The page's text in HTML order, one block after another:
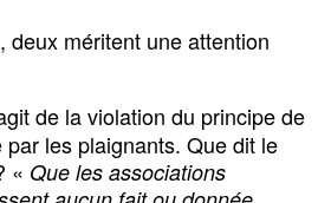
deux méritent une attention
de la violation du principe de
les plaignants. Que dit le
« Que les associations